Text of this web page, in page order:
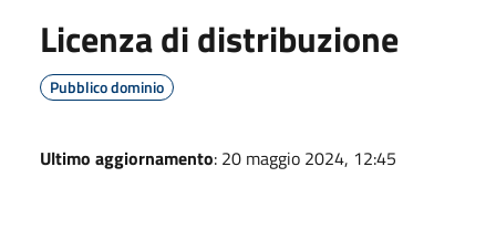
Licenza di distribuzione
Pubblico dominio
Ultimo aggiornamento: 20 maggio 2024, 12:45